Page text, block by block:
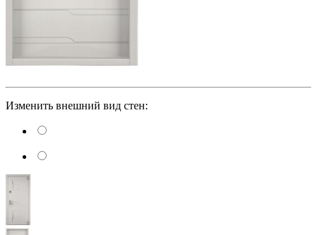
Изменить внешний вид стен: